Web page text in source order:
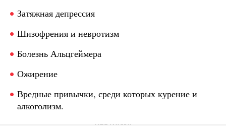
Затяжная депрессия
Шизофрения и невротизм
Болезнь Альцгеймера
Ожирение
Вредные привычки, среди которых курение и
алкоголизм.